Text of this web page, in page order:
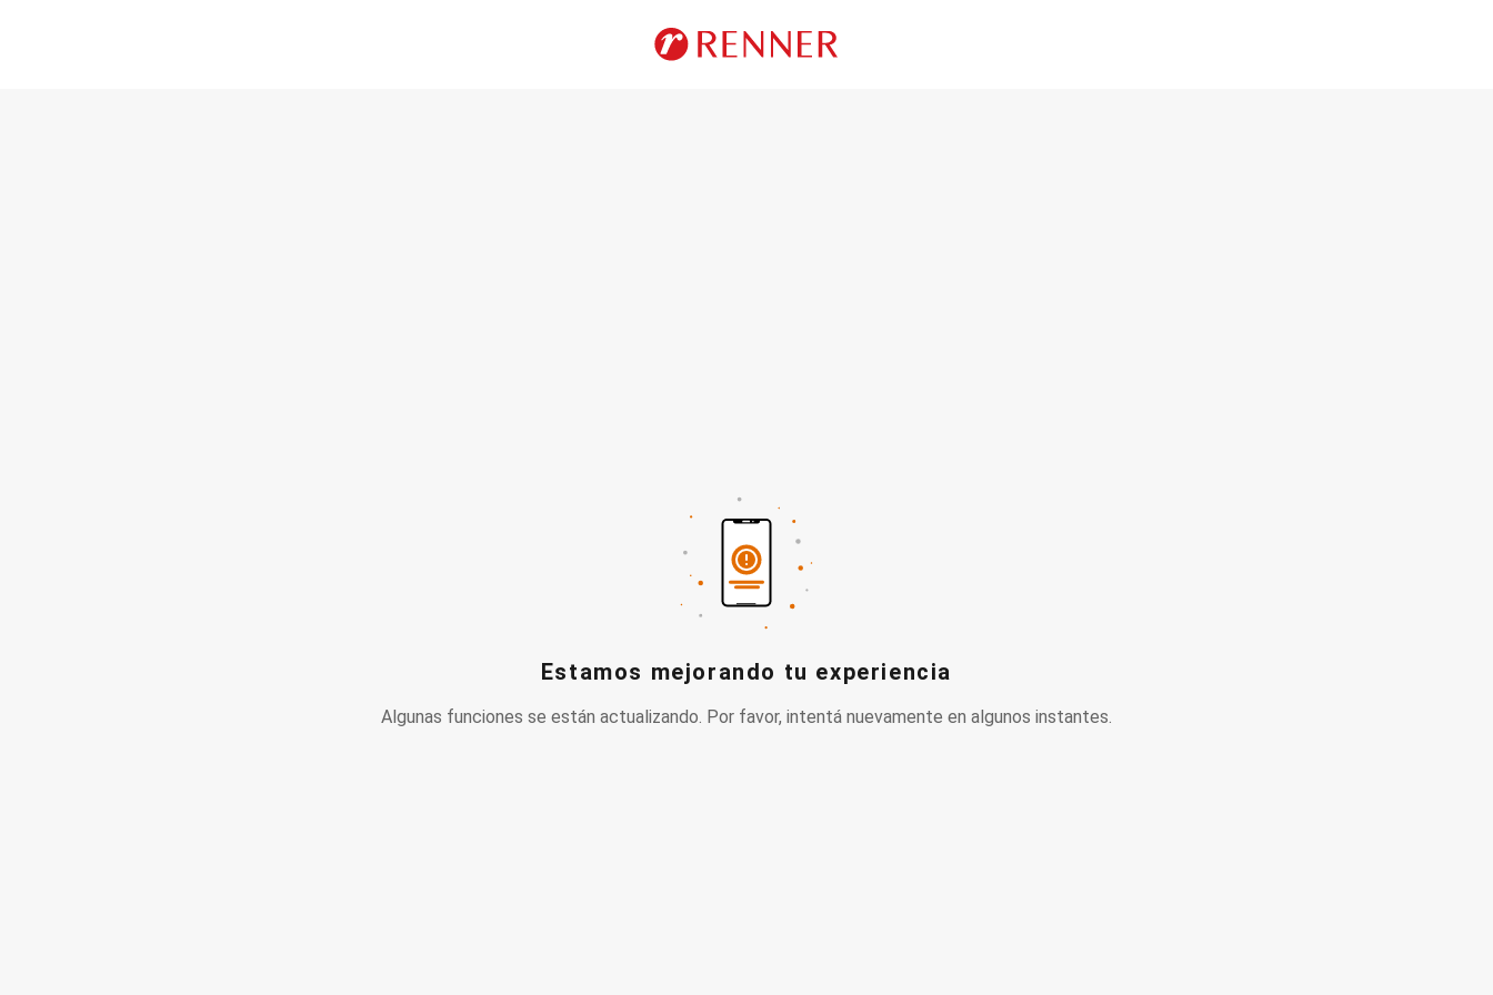
Estamos mejorando tu experiencia
Algunas funciones se están actualizando. Por favor, intentá nuevamente en algunos instantes.